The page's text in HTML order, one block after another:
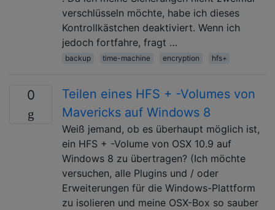
verschlüsseln möchte, habe ich dieses
Kontrollkästchen deaktiviert. Wenn ich
jedoch fortfahre, fragt …
backup time-machine encryption hfs+
0
Teilen eines HFS + -Volumes von
Mavericks auf Windows 8
Weiß jemand, ob es überhaupt möglich ist,
ein HFS + -Volume von OSX 10.9 auf
Windows 8 zu übertragen? (Ich möchte
versuchen, alle Plugins und / oder
Erweiterungen für die Windows-Plattform
zu isolieren und meine OSX-Box so sauber